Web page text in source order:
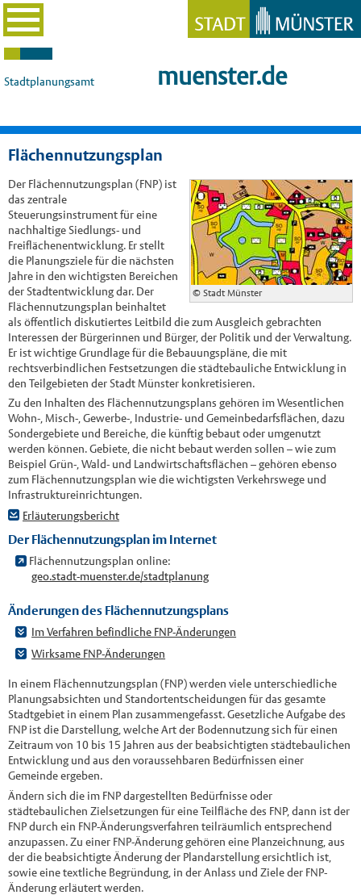
Stadtplanungsamt muenster.de
Flächennutzungsplan
© Stadt Münster
Der Flächennutzungsplan (FNP) ist
das zentrale
Steuerungsinstrument für eine
nachhaltige Siedlungs- und
Freiflächenentwicklung. Er stellt
die Planungsziele für die nächsten
Jahre in den wichtigsten Bereichen
der Stadtentwicklung dar. Der
Flächennutzungsplan beinhaltet
als öffentlich diskutiertes Leitbild die zum Ausgleich gebrachten
Interessen der Bürgerinnen und Bürger, der Politik und der Verwaltung.
Er ist wichtige Grundlage für die Bebauungspläne, die mit
rechtsverbindlichen Festsetzungen die städtebauliche Entwicklung in
den Teilgebieten der Stadt Münster konkretisieren.
Zu den Inhalten des Flächennutzungsplans gehören im Wesentlichen
Wohn-, Misch-, Gewerbe-, Industrie- und Gemeinbedarfsflächen, dazu
Sondergebiete und Bereiche, die künftig bebaut oder umgenutzt
werden können. Gebiete, die nicht bebaut werden sollen – wie zum
Beispiel Grün-, Wald- und Landwirtschaftsflächen – gehören ebenso
zum Flächennutzungsplan wie die wichtigsten Verkehrswege und
Infrastruktureinrichtungen.
Erläuterungsbericht
Der Flächennutzungsplan im Internet
Flächennutzungsplan online:
geo.stadt-muenster.de/stadtplanung
Änderungen des Flächennutzungsplans
Im Verfahren befindliche FNP-Änderungen
Wirksame FNP-Änderungen
In einem Flächennutzungsplan (FNP) werden viele unterschiedliche
Planungsabsichten und Standortentscheidungen für das gesamte
Stadtgebiet in einem Plan zusammengefasst. Gesetzliche Aufgabe des
FNP ist die Darstellung, welche Art der Bodennutzung sich für einen
Zeitraum von 10 bis 15 Jahren aus der beabsichtigten städtebaulichen
Entwicklung und aus den voraussehbaren Bedürfnissen einer
Gemeinde ergeben.
Ändern sich die im FNP dargestellten Bedürfnisse oder
städtebaulichen Zielsetzungen für eine Teilfläche des FNP, dann ist der
FNP durch ein FNP-Änderungsverfahren teilräumlich entsprechend
anzupassen. Zu einer FNP-Änderung gehören eine Planzeichnung, aus
der die beabsichtigte Änderung der Plandarstellung ersichtlich ist,
sowie eine textliche Begründung, in der Anlass und Ziele der FNP-
Änderung erläutert werden.